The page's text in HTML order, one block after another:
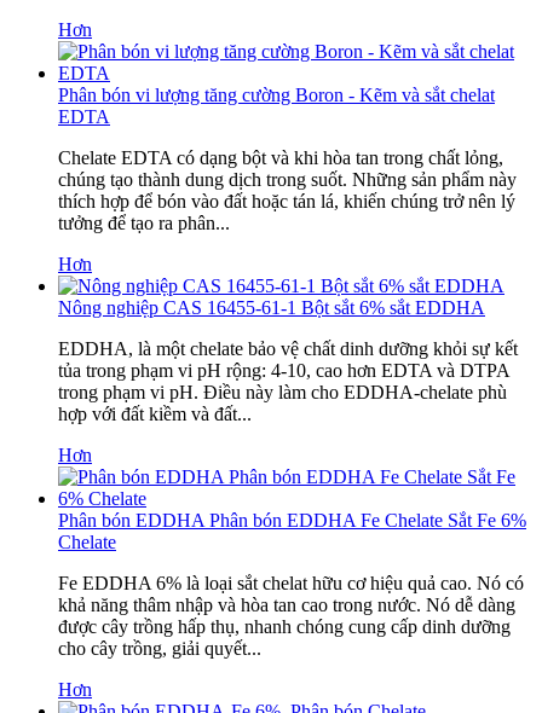
Hơn
Phân bón vi lượng tăng cường Boron - Kẽm và sắt chelat
EDTA
Chelate EDTA có dạng bột và khi hòa tan trong chất lỏng,
chúng tạo thành dung dịch trong suốt. Những sản phẩm này
thích hợp để bón vào đất hoặc tán lá, khiến chúng trở nên lý
tưởng để tạo ra phân...
Hơn
Nông nghiệp CAS 16455-61-1 Bột sắt 6% sắt EDDHA
EDDHA, là một chelate bảo vệ chất dinh dưỡng khỏi sự kết
tủa trong phạm vi pH rộng: 4-10, cao hơn EDTA và DTPA
trong phạm vi pH. Điều này làm cho EDDHA-chelate phù
hợp với đất kiềm và đất...
Hơn
Phân bón EDDHA Phân bón EDDHA Fe Chelate Sắt Fe 6%
Chelate
Fe EDDHA 6% là loại sắt chelat hữu cơ hiệu quả cao. Nó có
khả năng thâm nhập và hòa tan cao trong nước. Nó dễ dàng
được cây trồng hấp thụ, nhanh chóng cung cấp dinh dưỡng
cho cây trồng, giải quyết...
Hơn